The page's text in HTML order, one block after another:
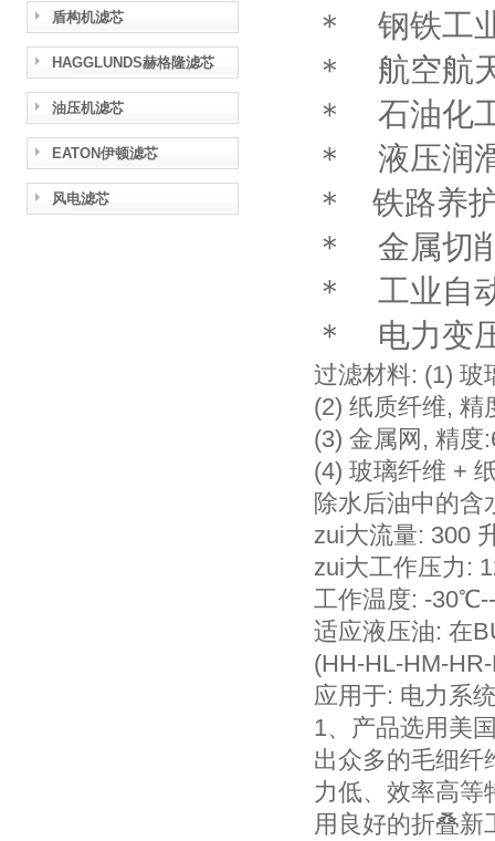
盾构机滤芯
HAGGLUNDS赫格隆滤芯
油压机滤芯
EATON伊顿滤芯
风电滤芯
＊ 钢铁工
＊ 航空航
＊ 石油化
＊ 液压润
＊ 铁路养
＊ 金属切
＊ 工业自
＊ 电力变
过滤材料: (1) 玻
(2) 纸质纤维,
(3) 金属网, 精
(4) 玻璃纤维 +
除水后油中的
zui大流量: 300
zui大工作压力:
工作温度: -
适应液压油: 在
(HH-HL-HM-
应用于: 电力系
1、产品选用美
出众多的毛细纤
力低、效率高等
用良好的折叠新